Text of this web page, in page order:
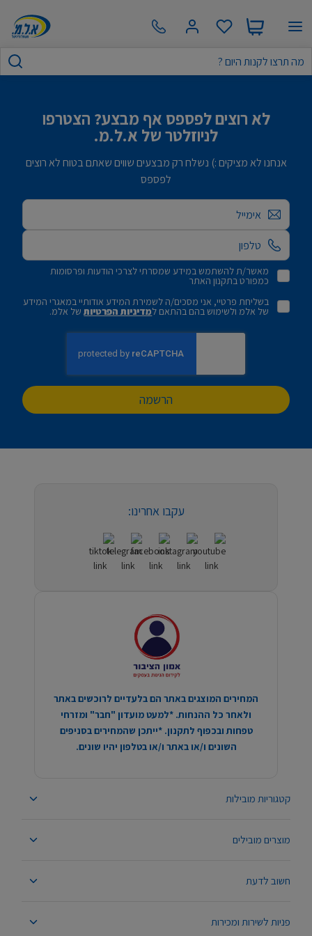
לא רוצים לפספס אף מבצע? הצטרפו
לניוזלטר של א.ל.מ.
אנחנו לא מציקים :) נשלח רק מבצעים שווים שאתם בטוח לא רוצים
לפספס
אימייל
מאשר/ת להשתמש במידע שמסרתי לצרכי הודעות ופרסומות
כמפורט בתקנון האתר
בשליחת פרטיי, אני מסכים/ה לשמירת המידע אודותיי במאגרי המידע
של אלמ ולשימוש בהם בהתאם למדיניות הפרטיותשל אלמ.
הרשמה
קטגוריות מובילות
מוצרים מובילים
חשוב לדעת
פניות לשירות ומכירות
עקבו אחרינו:
המחירים המוצגים באתר הם בלעדיים לרוכשים באתר
ולאחר כל ההנחות. *למעט מועדון "חבר" ומזרחי
טפחות ובכפוף לתקנון. *ייתכן שהמחירים בסניפים
השונים ו/או באתר ו/או בטלפון יהיו שונים.